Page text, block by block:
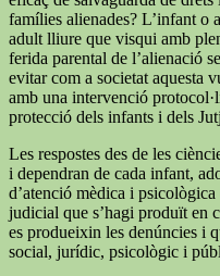
famílies alienades? L’infant o
adult lliure que visqui amb
ferida parental de l’alienació
evitar com a societat aquesta
amb una intervenció
protecció dels infants i dels
Les respostes des de les
i dependran de cada infant,
d’atenció mèdica i
judicial que s’hagi produït en
es produeixin les denúncies i
social, jurídic, psicològic i